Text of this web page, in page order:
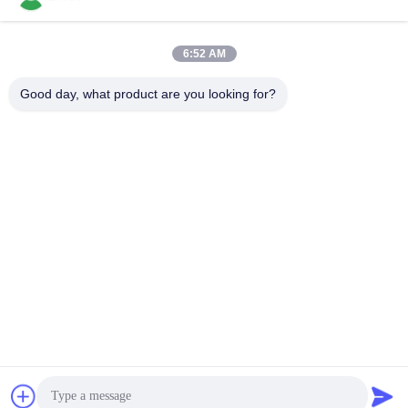
Technology Co., Ltd. - Alle. Alle Rechte vorbehalten.
6:52 AM
Good day, what product are you looking for?